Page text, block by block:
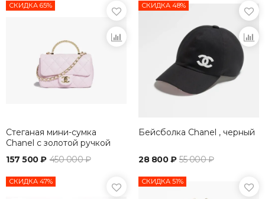
СКИДКА 65%
Стеганая мини-сумка
Chanel с золотой ручкой
157 500 ₽ 450 000 ₽
СКИДКА 48%
Бейсболка Chanel , черный
28 800 ₽ 55 000 ₽
СКИДКА 47% СКИДКА 51%